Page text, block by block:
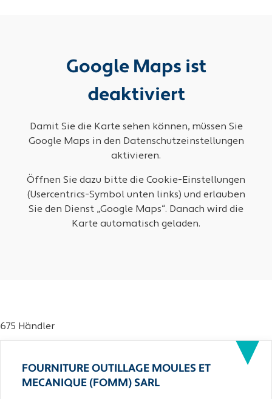
Google Maps ist
deaktiviert
Damit Sie die Karte sehen können, müssen Sie
Google Maps in den Datenschutzeinstellungen
aktivieren.
Öffnen Sie dazu bitte die Cookie-Einstellungen
(Usercentrics-Symbol unten links) und erlauben
Sie den Dienst „Google Maps“. Danach wird die
Karte automatisch geladen.
675 Händler
FOURNITURE OUTILLAGE MOULES ET
MECANIQUE (FOMM) SARL